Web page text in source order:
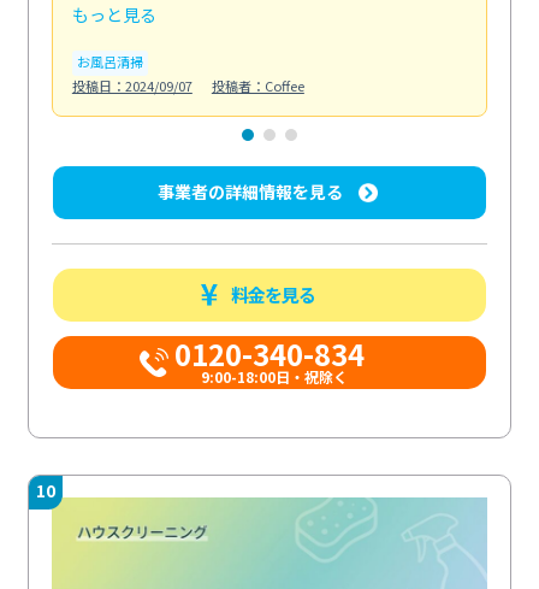
もっと見る
お風呂清掃
投稿日：2024/09/07
投稿者：Coffee
事業者の詳細情報を見る
料金を見る
0120-340-834
9:00-18:00日・祝除く
10